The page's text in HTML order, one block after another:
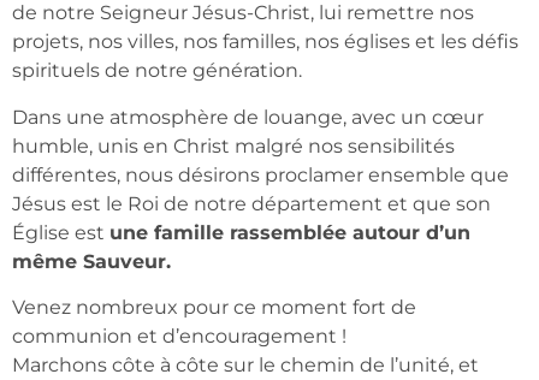
de notre Seigneur Jésus-Christ, lui remettre nos
projets, nos villes, nos familles, nos églises et les défis
spirituels de notre génération.
Dans une atmosphère de louange, avec un cœur
humble, unis en Christ malgré nos sensibilités
différentes, nous désirons proclamer ensemble que
Jésus est le Roi de notre département et que son
Église est une famille rassemblée autour d’un
même Sauveur.
Venez nombreux pour ce moment fort de
communion et d’encouragement !
Marchons côte à côte sur le chemin de l’unité, et